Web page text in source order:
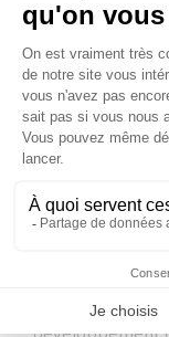
élimination des
Les pommes
d’antioxydants
riches en
contribue à la
les pommes sont
bénéfique pour
système
développement